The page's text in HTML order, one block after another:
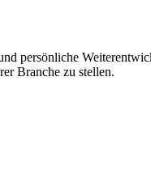
persönliche
Branche zu stellen.